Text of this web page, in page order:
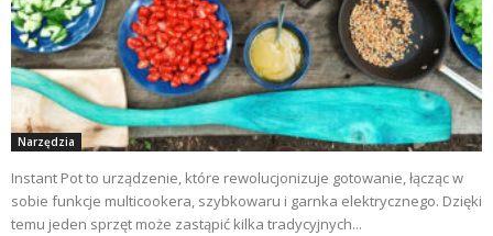
Narzędzia
Instant Pot to urządzenie, które rewolucjonizuje gotowanie, łącząc w
sobie funkcje multicookera, szybkowaru i garnka elektrycznego. Dzięki
temu jeden sprzęt może zastąpić kilka tradycyjnych...